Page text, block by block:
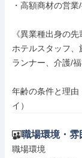
・高額商材の営
《異業種出身の先
ホテルスタッフ
ランナー、介護/
年齢の条件と理
イ）
職場環境・雰
職場環境